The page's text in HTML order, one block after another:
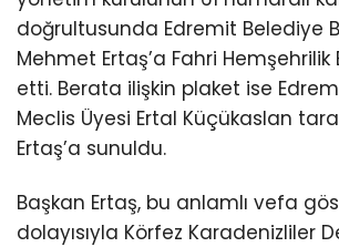
doğrultusunda Edremit Belediye
Mehmet Ertaş’a Fahri
etti. Berata ilişkin plaket ise
Meclis Üyesi Ertal Küçükaslan
Ertaş’a sunuldu.
Başkan Ertaş, bu anlamlı vefa
dolayısıyla Körfez Karadenizliler